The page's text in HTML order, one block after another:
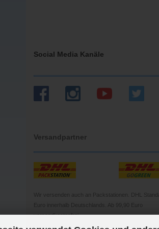
Social Media Kanäle
Versandpartner
Wir versenden auch an Packstationen. DHL
Euro innerhalb Deutschlands. Ab 99,90 Euro
versandkostenfrei.